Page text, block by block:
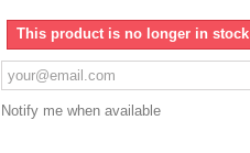
This product is no longer in stock
Notify me when available